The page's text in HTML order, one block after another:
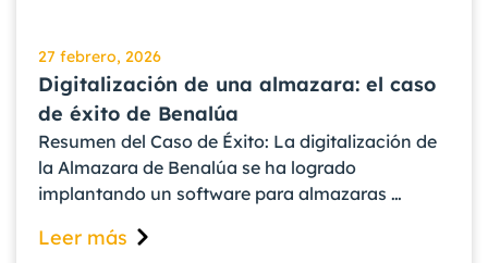
27 febrero, 2026
Digitalización de una almazara: el caso
de éxito de Benalúa
Resumen del Caso de Éxito: La digitalización de
la Almazara de Benalúa se ha logrado
implantando un software para almazaras …
Leer más